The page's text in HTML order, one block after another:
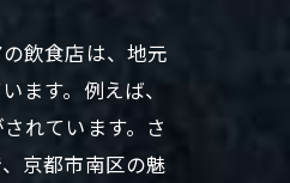
飲食店は、地元
ます。例えば、
れています。さ
京都市南区の魅